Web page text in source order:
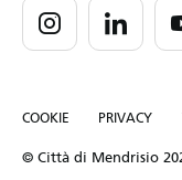
COOKIE PRIVACY
© Città di Mendrisio